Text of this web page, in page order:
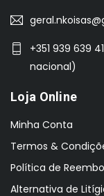
+351 939 639
nacional)
Loja Online
Minha Conta
Termos &
Política de
Alternativa de